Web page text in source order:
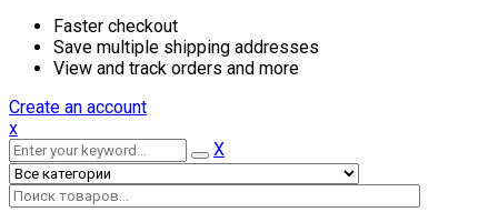
Faster checkout
Save multiple shipping addresses
View and track orders and more
Create an account
x
X